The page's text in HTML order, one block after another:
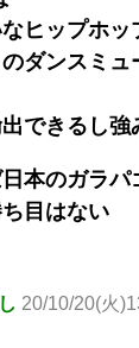
ヒップホ
ダンスミ
できるし強
本のガラ
目はない
20/10/20(火